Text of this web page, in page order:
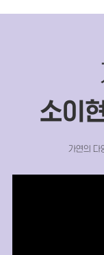
소이
가연의 다